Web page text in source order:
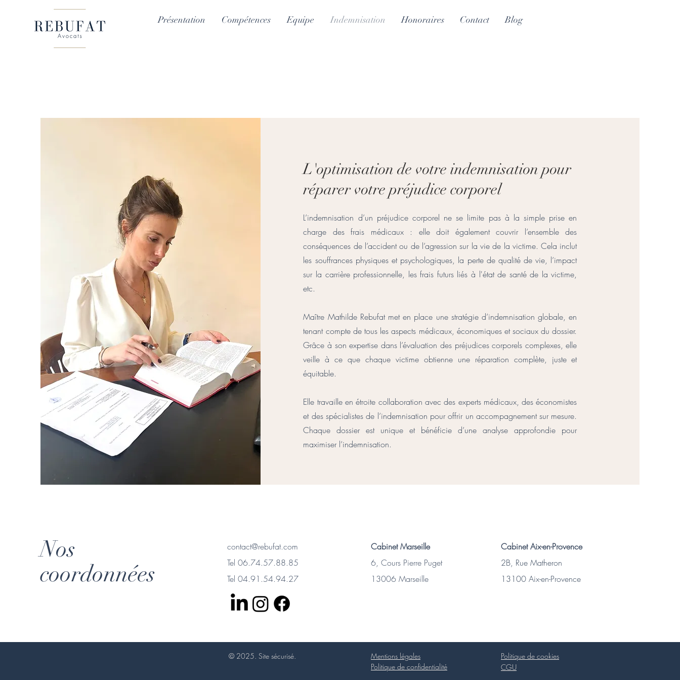
Présentation Compétences Equipe Indemnisation Honoraires Contact Blog
L'optimisation de votre indemnisation pour
réparer votre préjudice corporel
L’indemnisation d’un préjudice corporel ne se limite pas à la simple prise en
charge des frais médicaux : elle doit également couvrir l’ensemble des
conséquences de l’accident ou de l’agression sur la vie de la victime. Cela inclut
les souffrances physiques et psychologiques, la perte de qualité de vie, l’impact
sur la carrière professionnelle, les frais futurs liés à l'état de santé de la victime,
etc.
Maître Mathilde Rebufat met en place une stratégie d’indemnisation globale, en
tenant compte de tous les aspects médicaux, économiques et sociaux du dossier.
Grâce à son expertise dans l’évaluation des préjudices corporels complexes, elle
veille à ce que chaque victime obtienne une réparation complète, juste et
équitable.
Elle travaille en étroite collaboration avec des experts médicaux, des économistes
et des spécialistes de l’indemnisation pour offrir un accompagnement sur mesure.
Chaque dossier est unique et bénéficie d’une analyse approfondie pour
maximiser l’indemnisation.
Nos
coordonnées
contact@rebufat.com
Tel 06.74.57.88.85
Tel 04.91.54.94.27
Cabinet Marseille
6, Cours Pierre Puget
13006 Marseille
Cabinet Aix-en-Provence
2B, Rue Matheron
13100 Aix-en-Provence
© 2025. Site sécurisé.
Mentions légales
Politique de confidentialité
Politique de cookies
CGU